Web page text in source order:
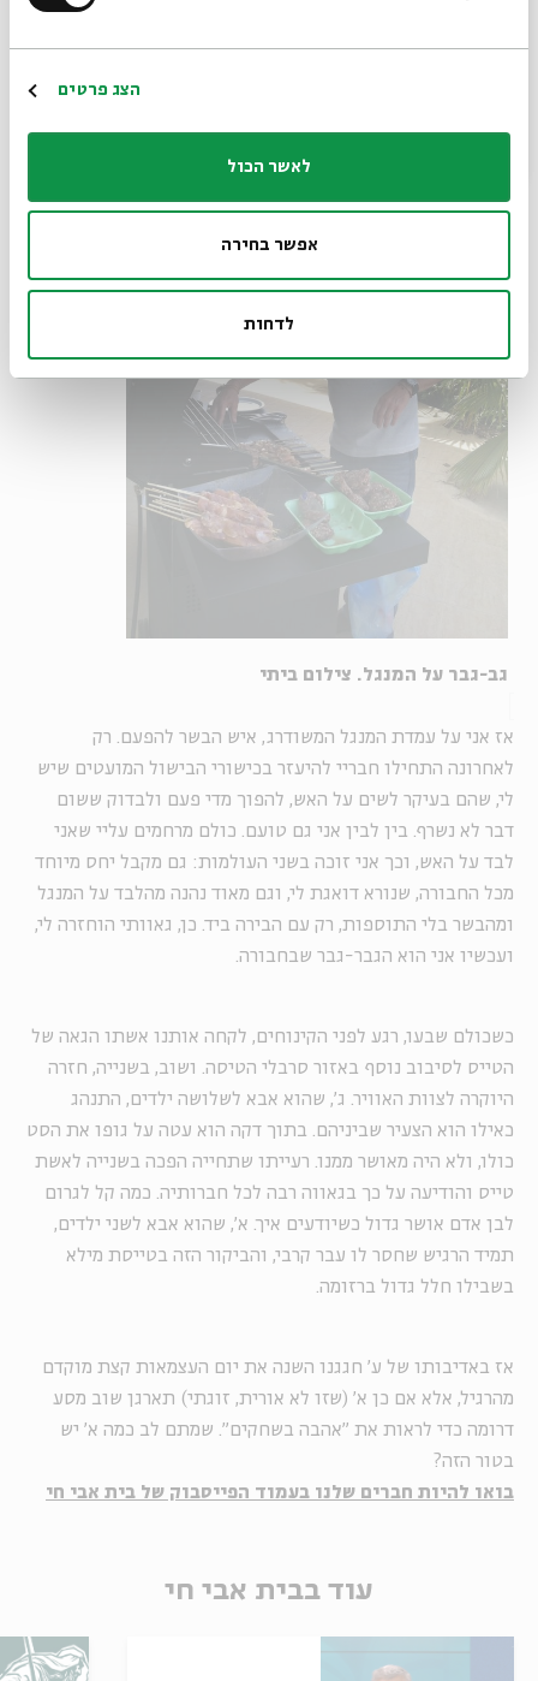
הצג פרטים
לאשר הכול
אפשר בחירה
לדחות
הפלסטינים לקראת תחילתה האפשרית של אינתיפאדה שלישית.
גב-גבר על המנגל. צילום ביתי
אז אני על עמדת המנגל המשודרג, איש הבשר להפעם. רק
לאחרונה התחילו חבריי להיעזר בכישורי הבישול המועטים שיש
לי, שהם בעיקר לשים על האש, להפוך מדי פעם ולבדוק ששום
דבר לא נשרף. בין לבין אני גם טועם. כולם מרחמים עליי שאני
לבד על האש, וכך אני זוכה בשני העולמות: גם מקבל יחס מיוחד
מכל החבורה, שנורא דואגת לי, וגם מאוד נהנה מהלבד על המנגל
ומהבשר בלי התוספות, רק עם הבירה ביד. כן, גאוותי הוחזרה לי,
ועכשיו אני הוא הגבר-גבר שבחבורה.
כשכולם שבעו, רגע לפני הקינוחים, לקחה אותנו אשתו הגאה של
הטייס לסיבוב נוסף באזור סרבלי הטיסה. ושוב, בשנייה, חזרה
היוקרה לצוות האוויר. ג', שהוא אבא לשלושה ילדים, התנהג
כאילו הוא הצעיר שביניהם. בתוך דקה הוא עטה על גופו את הסט
כולו, ולא היה מאושר ממנו. רעייתו שתחייה הפכה בשנייה לאשת
טייס והודיעה על כך בגאווה רבה לכל חברותיה. כמה קל לגרום
לבן אדם אושר גדול כשיודעים איך. א', שהוא אבא לשני ילדים,
תמיד הרגיש שחסר לו עבר קרבי, והביקור הזה בטייסת מילא
בשבילו חלל גדול ברזומה.
אז באדיבותו של ע' חגגנו השנה את יום העצמאות קצת מוקדם
מהרגיל, אלא אם כן א' (שזו לא אורית, זוגתי) תארגן שוב מסע
דרומה כדי לראות את "אהבה בשחקים". שמתם לב כמה א' יש
בטור הזה?
בואו להיות חברים שלנו בעמוד הפייסבוק של בית אבי חי
עוד בבית אבי חי